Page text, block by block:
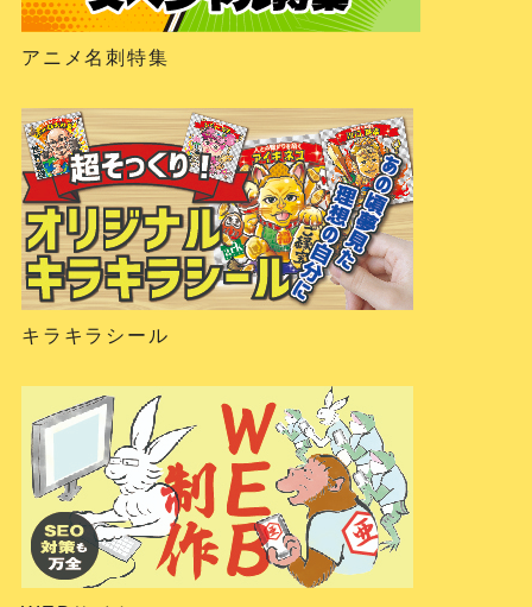
アニメ名刺特集
キラキラシール